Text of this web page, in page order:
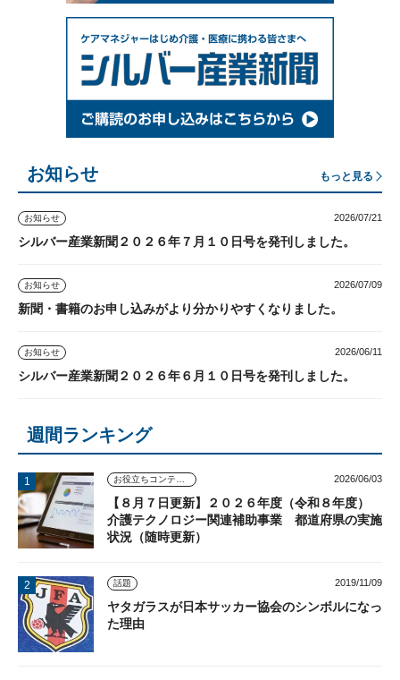
お知らせ もっと見る
お知らせ 2026/07/21
シルバー産業新聞２０２６年７月１０日号を発刊しました。
お知らせ 2026/07/09
新聞・書籍のお申し込みがより分かりやすくなりました。
お知らせ 2026/06/11
シルバー産業新聞２０２６年６月１０日号を発刊しました。
週間ランキング
お役立ちコンテンツ 2026/06/03
【８月７日更新】２０２６年度（令和８年度）
介護テクノロジー関連補助事業 都道府県の実施
状況（随時更新）
話題 2019/11/09
ヤタガラスが日本サッカー協会のシンボルになっ
た理由